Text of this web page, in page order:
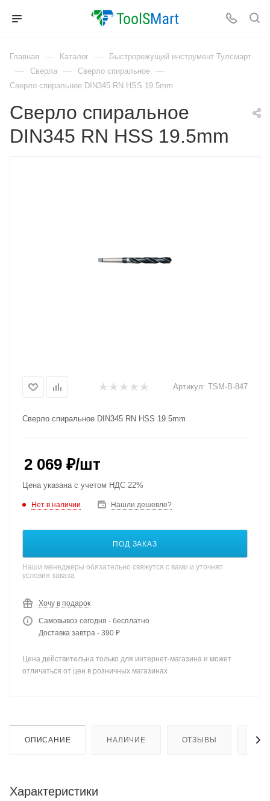
Главная — Каталог — Быстрорежущий инструмент Тулсмарт
— Сверла — Сверло спиральное —
Сверло спиральное DIN345 RN HSS 19.5mm
Сверло спиральное
DIN345 RN HSS 19.5mm
Артикул: TSM-B-847
Сверло спиральное DIN345 RN HSS 19.5mm
2 069 ₽/шт
Цена указана с учетом НДС 22%
Нет в наличии Нашли дешевле?
ПОД ЗАКАЗ
Наши менеджеры обязательно свяжутся с вами и уточнят
условия заказа
Хочу в подарок
Самовывоз сегодня - бесплатно
Доставка завтра - 390 ₽
Цена действительна только для интернет-магазина и может
отличаться от цен в розничных магазинах
ОПИСАНИЕ НАЛИЧИЕ ОТЗЫВЫ
Характеристики